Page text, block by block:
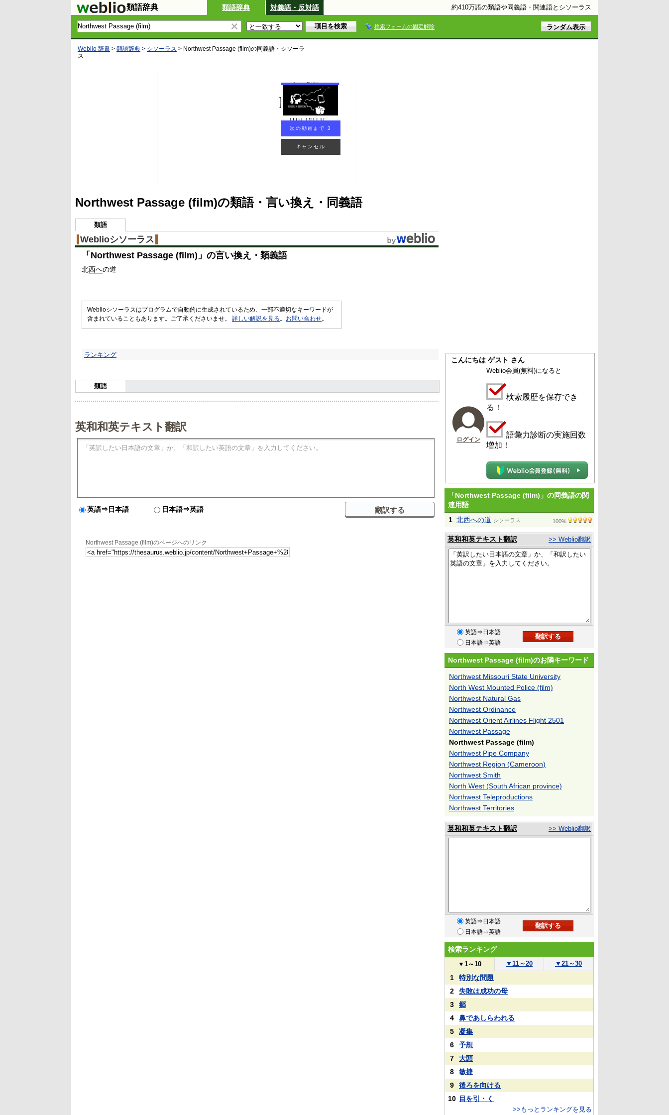
類語辞典 類語辞典 対義語・反対語 約410万語の類語や同義語・関連語とシソーラス
検索フォームの固定解除
Weblio 辞書 > 類語辞典 > シソーラス > Northwest Passage (film)の同義語・シソーラ
ス
次の動画まで 2
キャンセル
Northwest Passage (film)の類語・言い換え・同義語
類語
Weblioシソーラス
「 Northwest Passage (film) 」の言い換え・類義語
北西への道
Weblioシソーラスはプログラムで自動的に生成されているため、一部不適切なキーワードが
含まれていることもあります。ご了承くださいませ。 詳しい解説を見る 。 お問い合わせ。
ランキング
類語
英和和英テキスト翻訳
英語⇒日本語 日本語⇒英語
Northwest Passage (film)のページへのリンク
こんにちは ゲスト さん
ログイン
Weblio会員(無料)になると
検索履歴を保存でき
る！
語彙力診断の実施回数
増加！
「Northwest Passage (film)」の同義語の関
連用語
1 北西への道 シソーラス 100%
英和和英テキスト翻訳 >> Weblio翻訳
英語⇒日本語
日本語⇒英語
Northwest Passage (film)のお隣キーワード
Northwest Missouri State University
North West Mounted Police (film)
Northwest Natural Gas
Northwest Ordinance
Northwest Orient Airlines Flight 2501
Northwest Passage
Northwest Passage (film)
Northwest Pipe Company
Northwest Region (Cameroon)
Northwest Smith
North West (South African province)
Northwest Teleproductions
Northwest Territories
英和和英テキスト翻訳 >> Weblio翻訳
英語⇒日本語
日本語⇒英語
検索ランキング
▼ 1～10 ▼ 11～20 ▼ 21～30
1
特別な問題
2
失敗は成功の母
3
郷
4
鼻であしらわれる
5
凝集
6
予想
7
大頭
8
敏捷
9
後ろを向ける
10 目を引・く
>>もっとランキングを見る